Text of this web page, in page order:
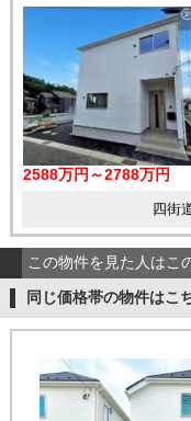
2588万円～2788万円
四街
この物件を見た人はこ
同じ価格帯の物件はこ